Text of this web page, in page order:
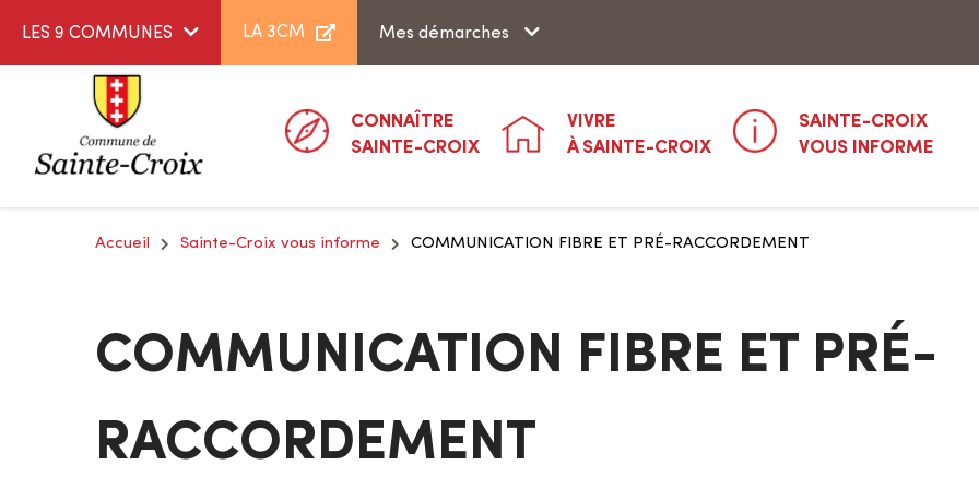
LES 9 COMMUNES LA 3CM Mes démarches
CONNAÎTRE
SAINTE-CROIX
VIVRE
À SAINTE-CROIX
SAINTE-CROIX
VOUS INFORME
Accueil Sainte-Croix vous informe COMMUNICATION FIBRE ET PRÉ-RACCORDEMENT
COMMUNICATION FIBRE ET PRÉ-
RACCORDEMENT